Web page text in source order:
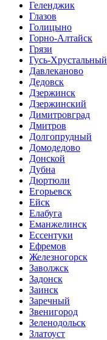
Геленджик
Глазов
Голицыно
Горно-Алтайск
Грязи
Гусь-Хрустальный
Давлеканово
Дедовск
Дзержинск
Дзержинский
Димитровград
Дмитров
Долгопрудный
Домодедово
Донской
Дубна
Дюртюли
Егорьевск
Ейск
Елабуга
Еманжелинск
Ессентуки
Ефремов
Железногорск
Заволжск
Задонск
Заинск
Заречный
Звенигород
Зеленодольск
Златоуст